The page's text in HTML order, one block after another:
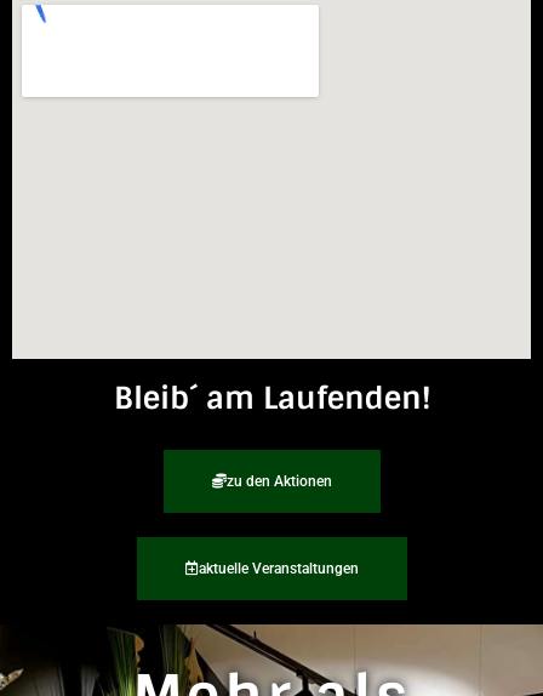
Bleib´ am Laufenden!
zu den Aktionen
aktuelle Veranstaltungen